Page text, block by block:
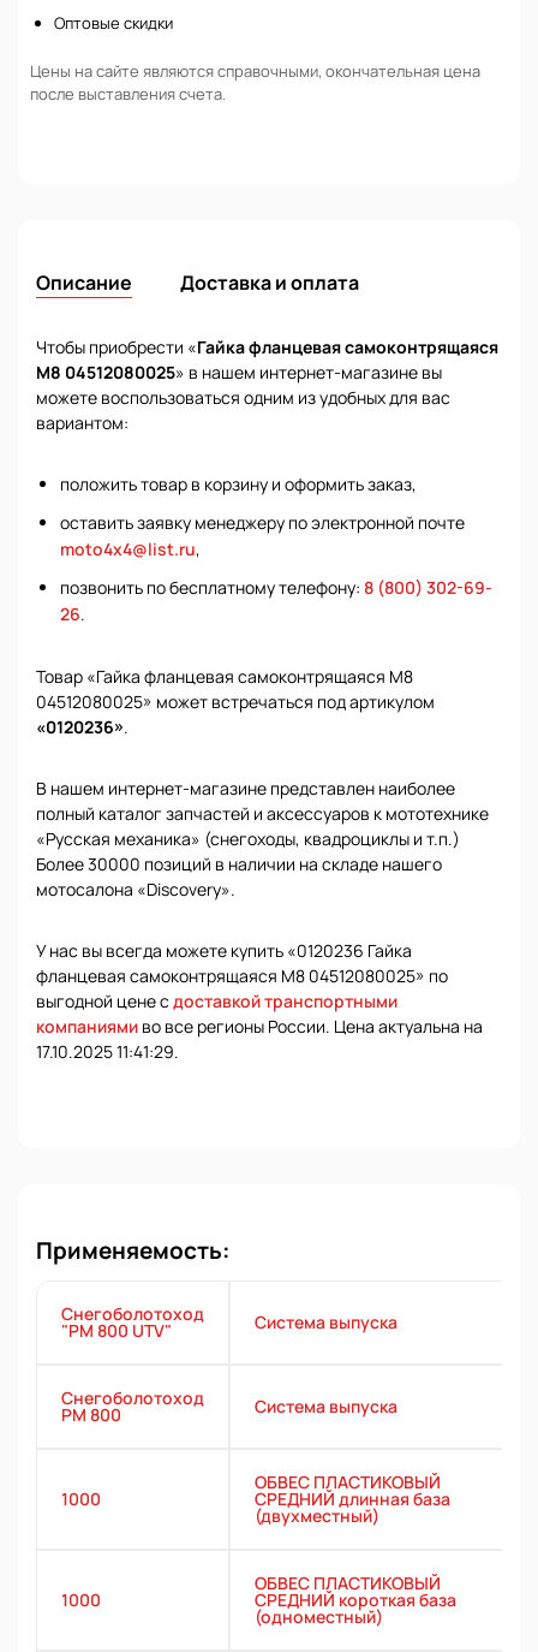
Оптовые скидки
Цены на сайте являются справочными, окончательная цена
после выставления счета.
Описание Доставка и оплата
Чтобы приобрести «Гайка фланцевая самоконтрящаяся
М8 04512080025» в нашем интернет-магазине вы
можете воспользоваться одним из удобных для вас
вариантом:
положить товар в корзину и оформить заказ,
оставить заявку менеджеру по электронной почте
moto4x4@list.ru,
позвонить по бесплатному телефону: 8 (800) 302-69-
26.
Товар «Гайка фланцевая самоконтрящаяся М8
04512080025» может встречаться под артикулом
«0120236».
В нашем интернет-магазине представлен наиболее
полный каталог запчастей и аксессуаров к мототехнике
«Русская механика» (снегоходы, квадроциклы и т.п.)
Более 30000 позиций в наличии на складе нашего
мотосалона «Discovery».
У нас вы всегда можете купить «0120236 Гайка
фланцевая самоконтрящаяся М8 04512080025» по
выгодной цене с доставкой транспортными
компаниями во все регионы России. Цена актуальна на
17.10.2025 11:41:29.
Применяемость:
Снегоболотоход
"РМ 800 UTV" Система выпуска
Снегоболотоход
РМ 800 Система выпуска
1000
ОБВЕС ПЛАСТИКОВЫЙ
СРЕДНИЙ длинная база
(двухместный)
1000
ОБВЕС ПЛАСТИКОВЫЙ
СРЕДНИЙ короткая база
(одноместный)